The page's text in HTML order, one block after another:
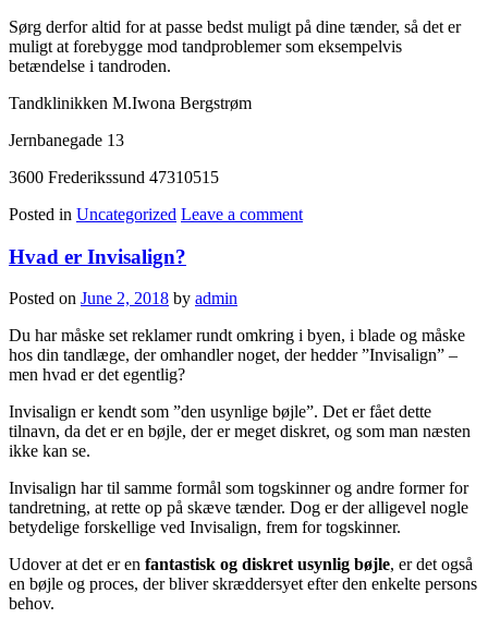
Sørg derfor altid for at passe bedst muligt på dine tænder, så det er
muligt at forebygge mod tandproblemer som eksempelvis
betændelse i tandroden.
Tandklinikken M.Iwona Bergstrøm
Jernbanegade 13
3600 Frederikssund 47310515
Posted in Uncategorized Leave a comment
Hvad er Invisalign?
Posted on June 2, 2018 by admin
Du har måske set reklamer rundt omkring i byen, i blade og måske
hos din tandlæge, der omhandler noget, der hedder ”Invisalign” –
men hvad er det egentlig?
Invisalign er kendt som ”den usynlige bøjle”. Det er fået dette
tilnavn, da det er en bøjle, der er meget diskret, og som man næsten
ikke kan se.
Invisalign har til samme formål som togskinner og andre former for
tandretning, at rette op på skæve tænder. Dog er der alligevel nogle
betydelige forskellige ved Invisalign, frem for togskinner.
Udover at det er en fantastisk og diskret usynlig bøjle, er det også
en bøjle og proces, der bliver skræddersyet efter den enkelte persons
behov.